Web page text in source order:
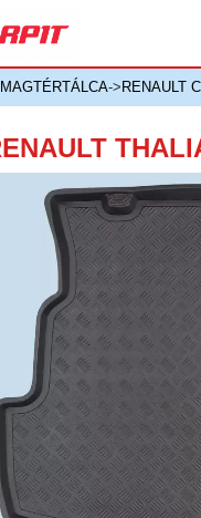
-> RENAULT